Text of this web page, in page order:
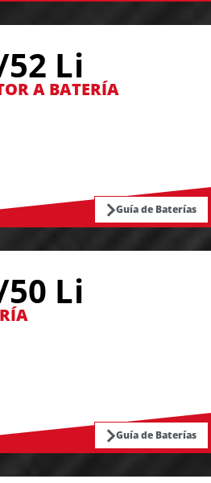
52 Li
A BATERÍA
Guía de Baterías
50 Li
Guía de Baterías